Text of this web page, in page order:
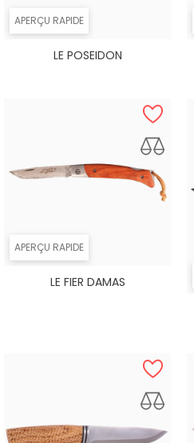
APERÇU RAPIDE
LE POSEIDON
APERÇU RAPIDE
LE FIER DAMAS